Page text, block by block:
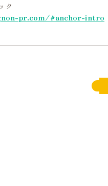
ク
pr.com/#anchor-intro